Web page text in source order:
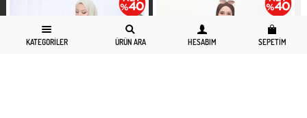
KATEGORILER ÜRÜN ARA HESABIM SEPETIM